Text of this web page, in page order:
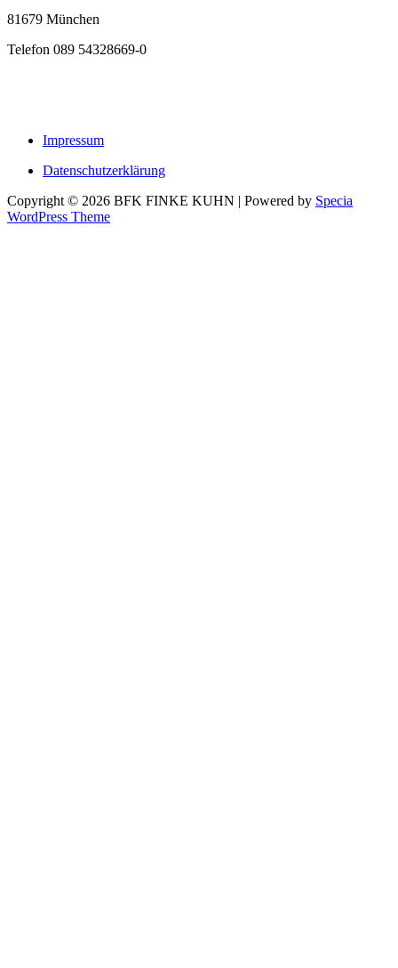
81679 München
Telefon 089 54328669-0
Impressum
Datenschutzerklärung
Copyright © 2026 BFK FINKE KUHN | Powered by Specia
WordPress Theme